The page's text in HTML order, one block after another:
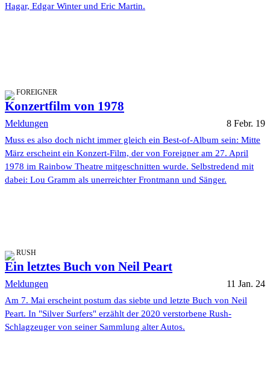
Hagar, Edgar Winter und Eric Martin.
FOREIGNER
Konzertfilm von 1978
Meldungen 8 Febr. 19
Muss es also doch nicht immer gleich ein Best-of-Album sein: Mitte
März erscheint ein Konzert-Film, der von Foreigner am 27. April
1978 im Rainbow Theatre mitgeschnitten wurde. Selbstredend mit
dabei: Lou Gramm als unerreichter Frontmann und Sänger.
RUSH
Ein letztes Buch von Neil Peart
Meldungen 11 Jan. 24
Am 7. Mai erscheint postum das siebte und letzte Buch von Neil
Peart. In "Silver Surfers" erzählt der 2020 verstorbene Rush-
Schlagzeuger von seiner Sammlung alter Autos.